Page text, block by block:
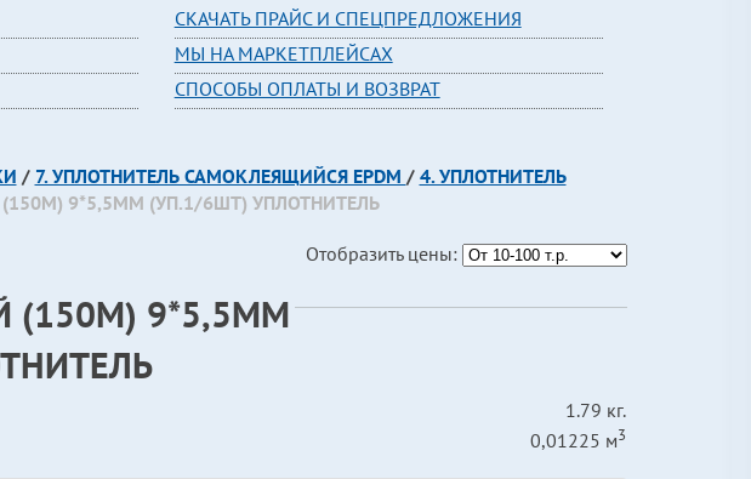
СКАЧАТЬ ПРАЙС И СПЕЦПРЕДЛОЖЕНИЯ
МЫ НА МАРКЕТПЛЕЙСАХ
СПОСОБЫ ОПЛАТЫ И ВОЗВРАТ
/ 7. УПЛОТНИТЕЛЬ САМОКЛЕЯЩИЙСЯ EPDM / 4. УПЛОТНИТЕЛЬ
(150М) 9*5,5ММ (УП.1/6ШТ) УПЛОТНИТЕЛЬ
Отобразить цены:
(150М) 9*5,5ММ
1.79 кг.
0,01225 м3